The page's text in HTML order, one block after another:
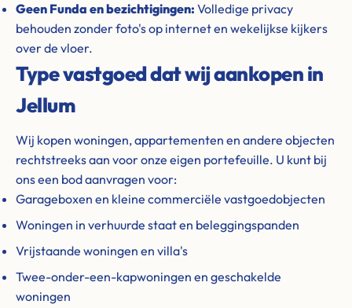
Geen Funda en bezichtigingen: Volledige privacy
behouden zonder foto's op internet en wekelijkse kijkers
over de vloer.
Type vastgoed dat wij aankopen in
Jellum
Wij kopen woningen, appartementen en andere objecten
rechtstreeks aan voor onze eigen portefeuille. U kunt bij
ons een bod aanvragen voor:
Garageboxen en kleine commerciële vastgoedobjecten
Woningen in verhuurde staat en beleggingspanden
Vrijstaande woningen en villa's
Twee-onder-een-kapwoningen en geschakelde
woningen